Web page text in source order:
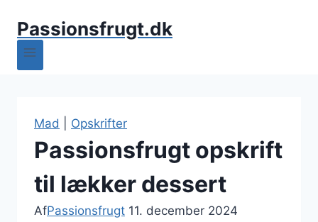
Passionsfrugt.dk
Mad Opskrifter
Passionsfrugt opskrift
til lækker dessert
AfPassionsfrugt 11. december 2024